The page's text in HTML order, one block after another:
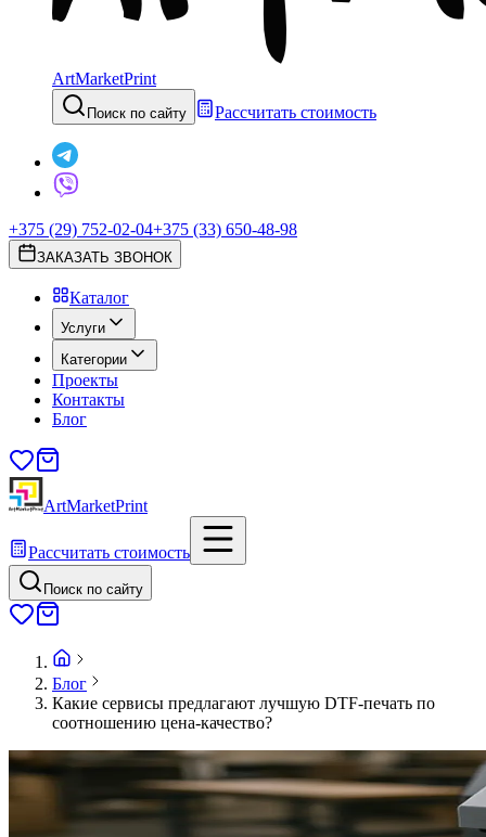
ArtMarketPrint
Поиск по сайту Рассчитать стоимость
+375 (29) 752-02-04+375 (33) 650-48-98
ЗАКАЗАТЬ ЗВОНОК
Каталог
Услуги
Категории
Проекты
Контакты
Блог
ArtMarketPrint
Рассчитать стоимость
Поиск по сайту
Блог
Какие сервисы предлагают лучшую DTF-печать по
соотношению цена-качество?